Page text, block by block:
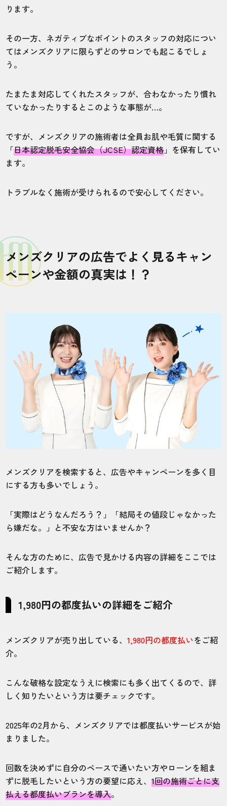
ります。
その一方、ネガティブなポイントのスタッフの対応につい
てはメンズクリアに限らずどのサロンでも起こるでしょ
う。
たまたま対応してくれたスタッフが、合わなかったり慣れ
ていなかったりするとこのような事態が…。
ですが、メンズクリアの施術者は全員お肌や毛質に関する
「日本認定脱毛安全協会（JCSE）認定資格 」を保有してい
ます。
トラブルなく施術が受けられるので安心してください。
メンズクリアの広告でよく見るキャン
ペーンや金額の真実は！？
メンズクリアを検索すると、広告やキャンペーンを多く目
にする方も多いでしょう。
「実際はどうなんだろう？」「結局その値段じゃなかった
ら嫌だな。」と不安な方はいませんか？
そんな方のために、広告で見かける内容の詳細をここでは
ご紹介します。
1,980円の都度払いの詳細をご紹介
メンズクリアが売り出している、1,980円の都度払いをご紹
介。
こんな破格な設定なうえに検索にも多く出てくるので、詳
しく知りたいという方は要チェックです。
2025年の2月から、メンズクリアでは都度払いサービスが始
まりました。
回数を決めずに自分のペースで通いたい方やローンを組ま
ずに脱毛したいという方の要望に応え、1回の施術ごとに支
払える都度払いプランを導入。